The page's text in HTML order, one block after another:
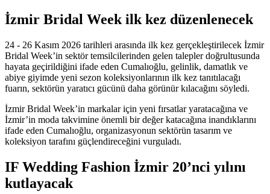
İzmir Bridal Week ilk kez düzenlenecek
24 - 26 Kasım 2026 tarihleri arasında ilk kez gerçekleştirilecek İzmir
Bridal Week’in sektör temsilcilerinden gelen talepler doğrultusunda
hayata geçirildiğini ifade eden Cumalıoğlu, gelinlik, damatlık ve
abiye giyimde yeni sezon koleksiyonlarının ilk kez tanıtılacağı
fuarın, sektörün yaratıcı gücünü daha görünür kılacağını söyledi.
İzmir Bridal Week’in markalar için yeni fırsatlar yaratacağına ve
İzmir’in moda takvimine önemli bir değer katacağına inandıklarını
ifade eden Cumalıoğlu, organizasyonun sektörün tasarım ve
koleksiyon tarafını güçlendireceğini vurguladı.
IF Wedding Fashion İzmir 20’nci yılını
kutlayacak